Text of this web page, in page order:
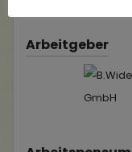
Arbeitgeber